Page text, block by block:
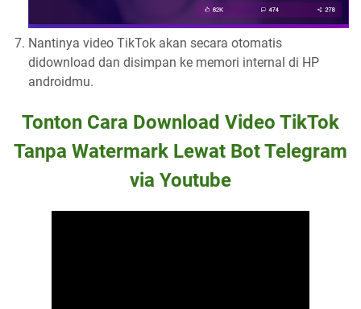
Nantinya video TikTok akan secara otomatis
didownload dan disimpan ke memori internal di HP
androidmu.
Tonton Cara Download Video TikTok
Tanpa Watermark Lewat Bot Telegram
via Youtube